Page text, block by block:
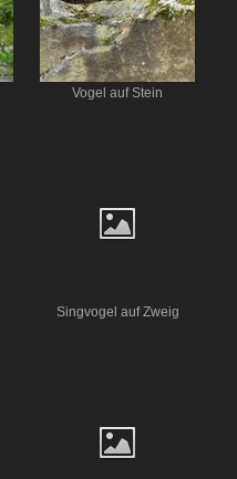
Vogel auf Stein
Singvogel auf Zweig